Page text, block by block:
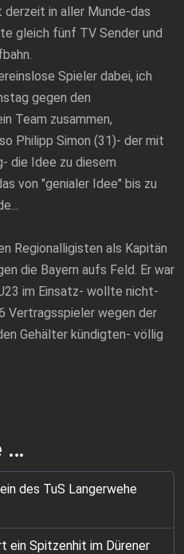
derzeit in aller Munde-das
gleich fünf TV Sender und
Spieler dabei, ich
gegen den
Team zusammen,
Philipp Simon (31)- der mit
die Idee zu diesem
von "genialer Idee" bis zu
Regionalligisten als Kapitän
die Bayern aufs Feld. Er war
im Einsatz- wollte nicht-
Vertragsspieler wegen der
Gehälter kündigten- völlig
…
des TuS Langerwehe
ein Spitzenhit im Dürener